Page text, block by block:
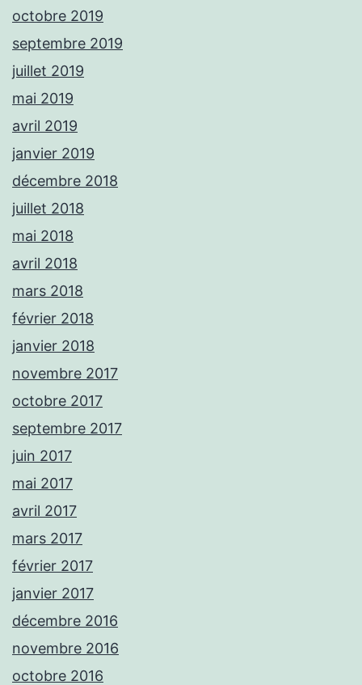
octobre 2019
septembre 2019
juillet 2019
mai 2019
avril 2019
janvier 2019
décembre 2018
juillet 2018
mai 2018
avril 2018
mars 2018
février 2018
janvier 2018
novembre 2017
octobre 2017
septembre 2017
juin 2017
mai 2017
avril 2017
mars 2017
février 2017
janvier 2017
décembre 2016
novembre 2016
octobre 2016